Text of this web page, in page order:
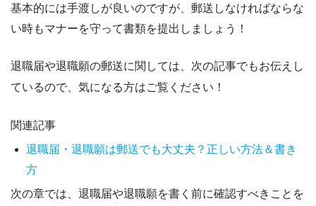
基本的には手渡しが良いのですが、郵送しなければならな
い時もマナーを守って書類を提出しましょう！
退職届や退職願の郵送に関しては、次の記事でもお伝えし
ているので、気になる方はご覧ください！
関連記事
退職届・退職願は郵送でも大丈夫？正しい方法＆書き
方
次の章では、退職届や退職願を書く前に確認すべきことを